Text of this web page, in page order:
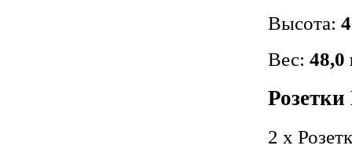
Высота:
Вес: 48,0
2 х